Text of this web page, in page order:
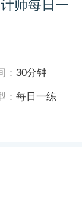
师每日一
：30分钟
：每日一练